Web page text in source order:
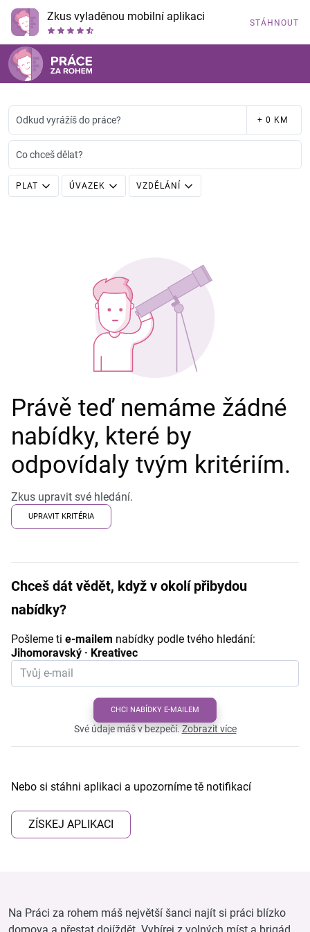
Zkus vyladěnou mobilní aplikaci STÁHNOUT
Odkud vyrážíš do práce? + 0 KM
Co chceš dělat?
PLAT ÚVAZEK VZDĚLÁNÍ
Právě teď nemáme žádné
nabídky, které by
odpovídaly tvým kritériím.
Zkus upravit své hledání.
UPRAVIT KRITÉRIA
Chceš dát vědět, když v okolí přibydou
nabídky?
Pošleme ti e-mailem nabídky podle tvého hledání:
Jihomoravský · Kreativec
CHCI NABÍDKY E-MAILEM
Své údaje máš v bezpečí.Zobrazit více
Nebo si stáhni aplikaci a upozorníme tě notifikací
ZÍSKEJ APLIKACI
Na Práci za rohem máš největší šanci najít si práci blízko
domova a přestat dojíždět. Vybírej z volných míst a brigád